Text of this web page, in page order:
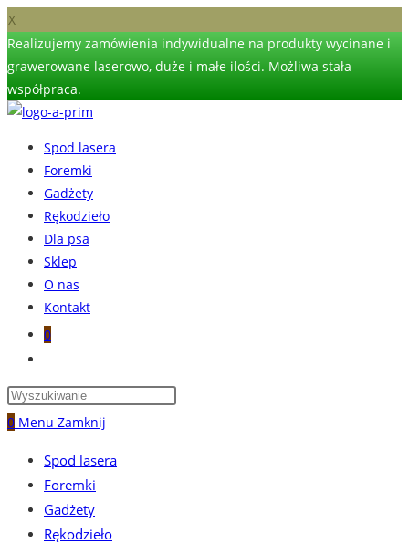
X
Realizujemy zamówienia indywidualne na produkty wycinane i
grawerowane laserowo, duże i małe ilości. Możliwa stała
współpraca.
Skip
content
Spod lasera
Foremki
Gadżety
Rękodzieło
Dla psa
Sklep
O nas
Kontakt
0
search
0 Menu Zamknij
Spod lasera
Foremki
Gadżety
Rękodzieło